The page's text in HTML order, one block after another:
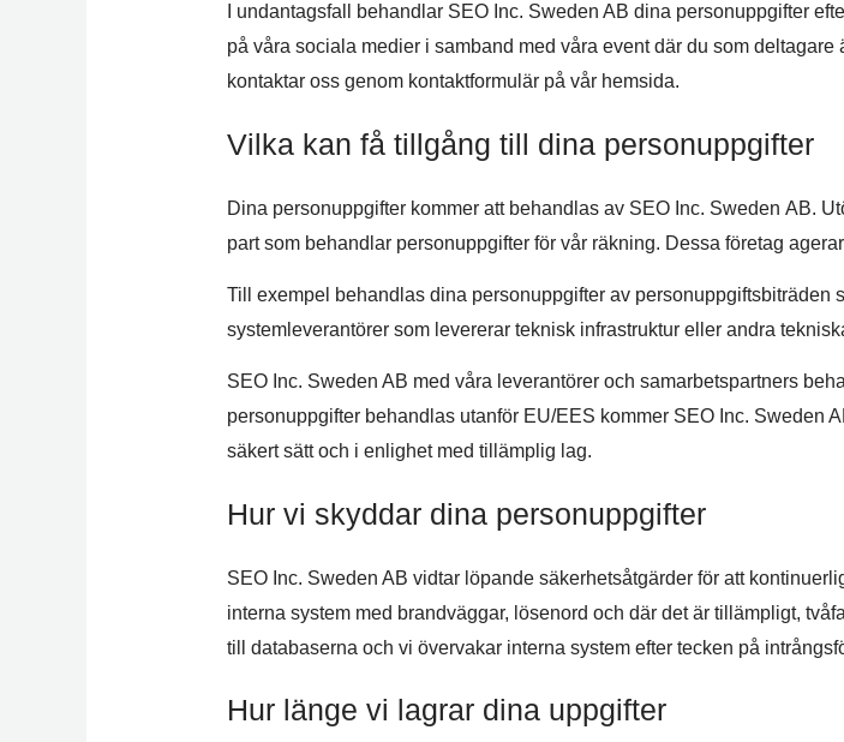
I undantagsfall behandlar SEO Inc. Sweden AB dina personuppgifter
på våra sociala medier i samband med våra event där du som
kontaktar oss genom kontaktformulär på vår hemsida.
Vilka kan få tillgång till dina personuppgifter
Dina personuppgifter kommer att behandlas av SEO Inc. Sweden AB.
part som behandlar personuppgifter för vår räkning. Dessa företag
Till exempel behandlas dina personuppgifter av personuppgiftsbiträden
systemleverantörer som levererar teknisk infrastruktur eller andra
SEO Inc. Sweden AB med våra leverantörer och samarbetspartners
personuppgifter behandlas utanför EU/EES kommer SEO Inc. Sweden
säkert sätt och i enlighet med tillämplig lag.
Hur vi skyddar dina personuppgifter
SEO Inc. Sweden AB vidtar löpande säkerhetsåtgärder för att
interna system med brandväggar, lösenord och där det är tillämpligt,
till databaserna och vi övervakar interna system efter tecken på
Hur länge vi lagrar dina uppgifter